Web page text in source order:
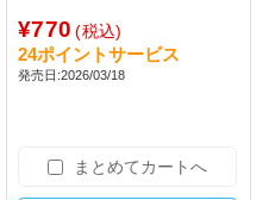
¥770 (税込)
24ポイントサービス
発売日:2026/03/18
まとめてカートへ